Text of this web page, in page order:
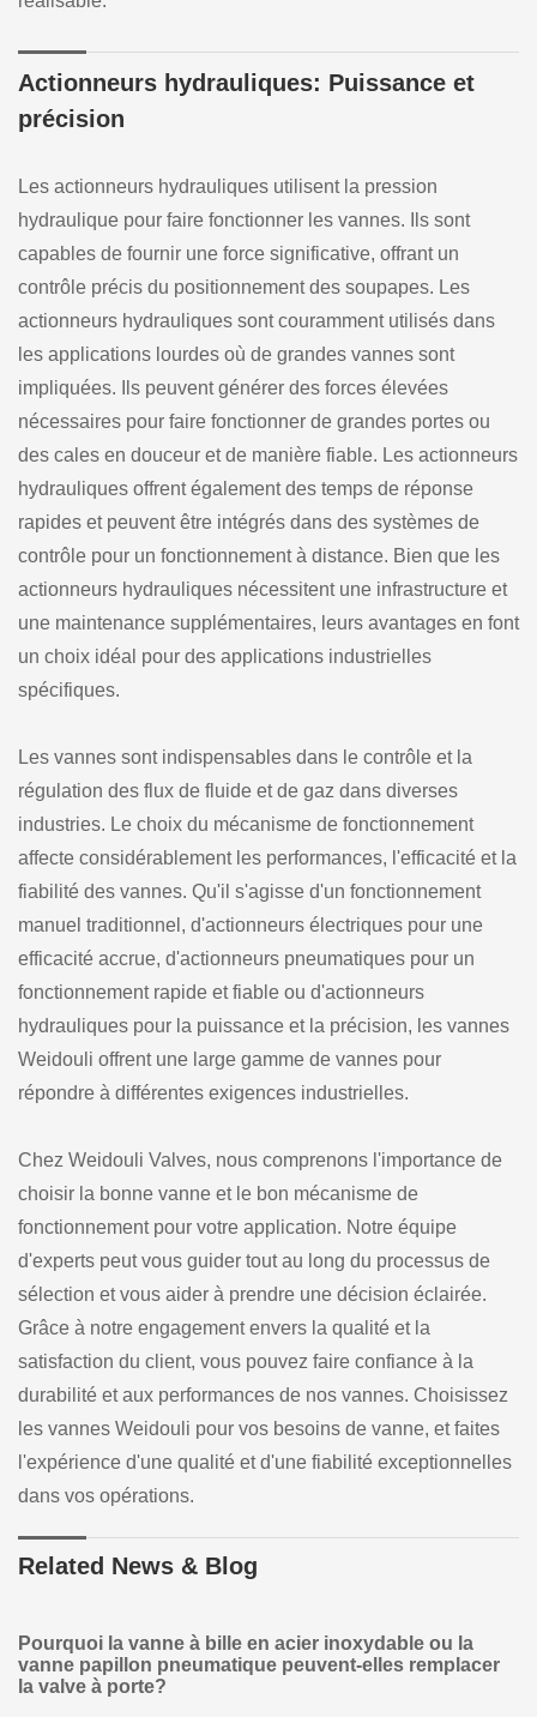
Actionneurs hydrauliques: Puissance et
précision
Les actionneurs hydrauliques utilisent la pression
hydraulique pour faire fonctionner les vannes. Ils sont
capables de fournir une force significative, offrant un
contrôle précis du positionnement des soupapes. Les
actionneurs hydrauliques sont couramment utilisés dans
les applications lourdes où de grandes vannes sont
impliquées. Ils peuvent générer des forces élevées
nécessaires pour faire fonctionner de grandes portes ou
des cales en douceur et de manière fiable. Les actionneurs
hydrauliques offrent également des temps de réponse
rapides et peuvent être intégrés dans des systèmes de
contrôle pour un fonctionnement à distance. Bien que les
actionneurs hydrauliques nécessitent une infrastructure et
une maintenance supplémentaires, leurs avantages en font
un choix idéal pour des applications industrielles
spécifiques.
Les vannes sont indispensables dans le contrôle et la
régulation des flux de fluide et de gaz dans diverses
industries. Le choix du mécanisme de fonctionnement
affecte considérablement les performances, l'efficacité et la
fiabilité des vannes. Qu'il s'agisse d'un fonctionnement
manuel traditionnel, d'actionneurs électriques pour une
efficacité accrue, d'actionneurs pneumatiques pour un
fonctionnement rapide et fiable ou d'actionneurs
hydrauliques pour la puissance et la précision, les vannes
Weidouli offrent une large gamme de vannes pour
répondre à différentes exigences industrielles.
Chez Weidouli Valves, nous comprenons l'importance de
choisir la bonne vanne et le bon mécanisme de
fonctionnement pour votre application. Notre équipe
d'experts peut vous guider tout au long du processus de
sélection et vous aider à prendre une décision éclairée.
Grâce à notre engagement envers la qualité et la
satisfaction du client, vous pouvez faire confiance à la
durabilité et aux performances de nos vannes. Choisissez
les vannes Weidouli pour vos besoins de vanne, et faites
l'expérience d'une qualité et d'une fiabilité exceptionnelles
dans vos opérations.
Related News & Blog
Pourquoi la vanne à bille en acier inoxydable ou la
vanne papillon pneumatique peuvent-elles remplacer
la valve à porte?